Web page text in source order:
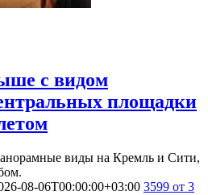
с видом
площадки
виды на Кремль и Сити,
08-06T00:00:00+03:00 3599 от 3